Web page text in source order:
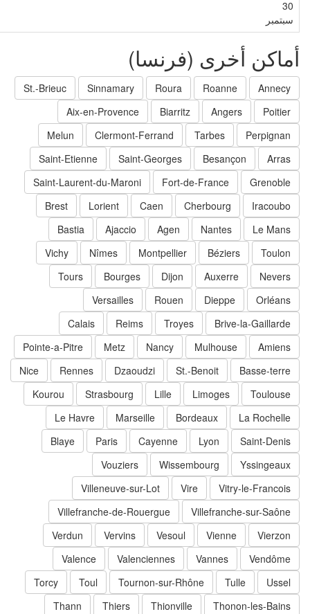
أخرى (فرنسا)
Annecy
Roanne
Roura
Sinnamary
St.-Brieuc
Poitier
Angers
Biarritz
Aix-en-Provence
Perpignan
Tarbes
Clermont-Ferrand
Melun
Arras
Besançon
Saint-Georges
Saint-Etienne
Grenoble
Fort-de-France
Saint-Laurent-du-Maroni
Iracoubo
Cherbourg
Caen
Lorient
Brest
Le Mans
Nantes
Agen
Ajaccio
Bastia
Toulon
Béziers
Montpellier
Nîmes
Vichy
Nevers
Auxerre
Dijon
Bourges
Tours
Orléans
Dieppe
Rouen
Versailles
Brive-la-Gaillarde
Troyes
Reims
Calais
Amiens
Mulhouse
Nancy
Metz
Pointe-a-Pitre
Basse-terre
St.-Benoit
Dzaoudzi
Rennes
Nice
Toulouse
Limoges
Strasbourg
Kourou
La Rochelle
Bordeaux
Marseille
Le Havre
Saint-Denis
Lyon
Cayenne
Paris
Blaye
Yssingeaux
Wissembourg
Vouziers
Vitry-le-Francois
Villeneuve-sur-Lot
Villefranche-sur-Saône
Villefranche-de-Rouergue
Vierzon
Vienne
Vesoul
Vervins
Verdun
Vendôme
Vannes
Valenciennes
Valence
Ussel
Tulle
Tournon-sur-Rhône
Torcy
Thonon-les-Bains
Thionville
Thiers
Thann